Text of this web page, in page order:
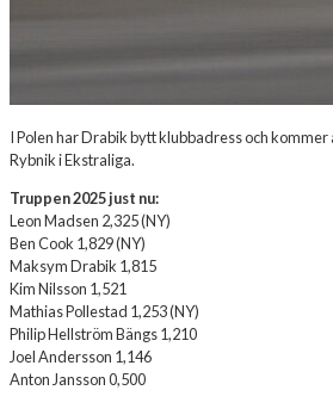
I Polen har Drabik bytt klubbadress och
Rybnik i Ekstraliga.
Truppen 2025 just nu:
Leon Madsen 2,325 (NY)
Ben Cook 1,829 (NY)
Maksym Drabik 1,815
Kim Nilsson 1,521
Mathias Pollestad 1,253 (NY)
Philip Hellström Bängs 1,210
Joel Andersson 1,146
Anton Jansson 0,500